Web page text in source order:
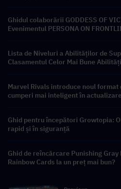
Ghidul colaborării GODDESS OF
Evenimentul PERSONA ON
Lista de Niveluri a Abilităților de
Clasamentul Celor Mai Bune
Marvel Rivals introduce noul format
cumperi mai inteligent în
Ghid pentru începători Growtopia:
rapid și în siguranță
Ghid de reîncărcare Punishing Gray
Rainbow Cards la un preț mai bun?